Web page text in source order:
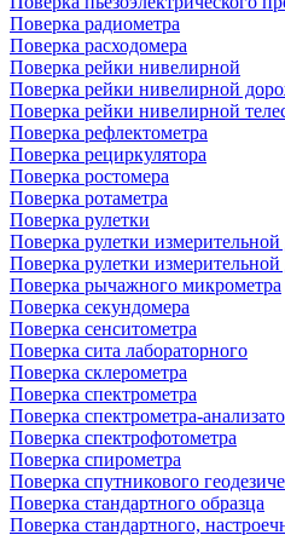
Поверка радиометра
Поверка расходомера
Поверка рейки нивелирной
Поверка рейки нивелирной
Поверка рейки нивелирной
Поверка рефлектометра
Поверка рециркулятора
Поверка ростомера
Поверка ротаметра
Поверка рулетки
Поверка рулетки
Поверка рулетки
Поверка рычажного микрометра
Поверка секундомера
Поверка сенситометра
Поверка сита лабораторного
Поверка склерометра
Поверка спектрометра
Поверка спектрометра-
Поверка спектрофотометра
Поверка спирометра
Поверка спутникового
Поверка стандартного образца
Поверка стандартного,